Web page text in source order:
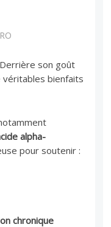
Derrière son goût
véritables bienfaits
alpha-
pour soutenir :
chronique